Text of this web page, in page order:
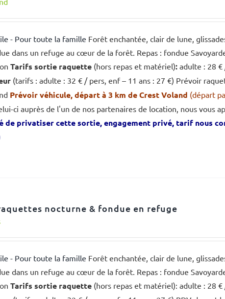
- Pour toute la famille Forêt enchantée, clair de lune,
dans un refuge au cœur de la forêt. Repas : fondue
Tarifs sortie raquette (hors repas et matériel): adulte : 28 €
(tarifs : adulte : 32 € / pers, enf – 11 ans : 27 €) Prévoir
Prévoir véhicule, départ à 3 km de Crest Voland (départ
ci auprès de l'un de nos partenaires de location, nous vous
de privatiser cette sortie, engagement privé, tarif nous
nocturne & fondue en refuge
- Pour toute la famille Forêt enchantée, clair de lune,
dans un refuge au cœur de la forêt. Repas : fondue
Tarifs sortie raquette (hors repas et matériel): adulte : 28